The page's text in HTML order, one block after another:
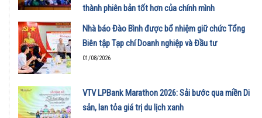
thành phiên bản tốt hơn của chính mình
01/08/2026
Nhà báo Đào Bình được bổ nhiệm giữ chức Tổng
Biên tập Tạp chí Doanh nghiệp và Đầu tư
01/08/2026
VTV LPBank Marathon 2026: Sải bước qua miền Di
sản, lan tỏa giá trị du lịch xanh